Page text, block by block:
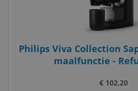
Philips Viva Collection
maalfunctie -
€ 102,20